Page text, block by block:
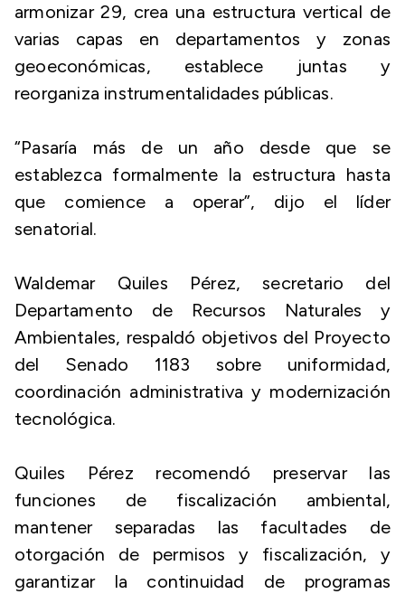
armonizar 29, crea una estructura vertical de
varias capas en departamentos y zonas
geoeconómicas, establece juntas y
reorganiza instrumentalidades públicas.
“Pasaría más de un año desde que se
establezca formalmente la estructura hasta
que comience a operar”, dijo el líder
senatorial.
Waldemar Quiles Pérez, secretario del
Departamento de Recursos Naturales y
Ambientales, respaldó objetivos del Proyecto
del Senado 1183 sobre uniformidad,
coordinación administrativa y modernización
tecnológica.
Quiles Pérez recomendó preservar las
funciones de fiscalización ambiental,
mantener separadas las facultades de
otorgación de permisos y fiscalización, y
garantizar la continuidad de programas